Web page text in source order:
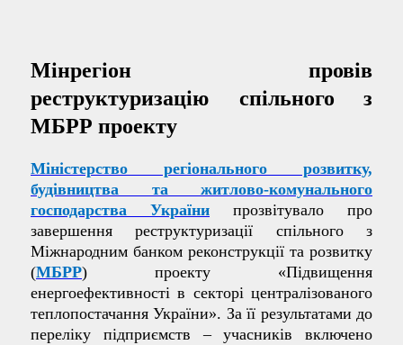
Мінрегіон провів
реструктуризацію
спільного з
МБРР проекту
Міністерство регіонального розвитку,
будівництва та житлово-комунального
господарства України прозвітувало про
завершення реструктуризації спільного з
Міжнародним банком реконструкції та розвитку
(МБРР) проекту «Підвищення
енергоефективності в секторі централізованого
теплопостачання України». За її результатами до
переліку підприємств – учасників включено